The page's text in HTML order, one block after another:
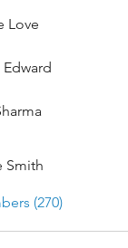
Love
Smith
(270)